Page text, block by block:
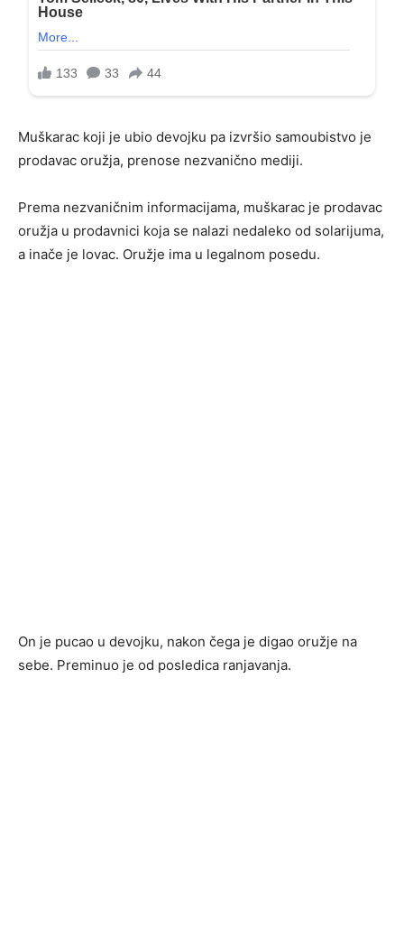
Muškarac koji je ubio devojku pa izvršio samoubistvo je
prodavac oružja, prenose nezvanično mediji.
Prema nezvaničnim informacijama, muškarac je prodavac
oružja u prodavnici koja se nalazi nedaleko od solarijuma,
a inače je lovac. Oružje ima u legalnom posedu.
On je pucao u devojku, nakon čega je digao oružje na
sebe. Preminuo je od posledica ranjavanja.